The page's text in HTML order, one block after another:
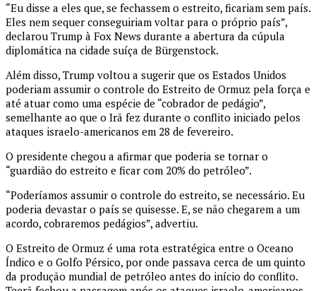
“Eu disse a eles que, se fechassem o estreito, ficariam sem país.
Eles nem sequer conseguiriam voltar para o próprio país”,
declarou Trump à Fox News durante a abertura da cúpula
diplomática na cidade suíça de Bürgenstock.
Além disso, Trump voltou a sugerir que os Estados Unidos
poderiam assumir o controle do Estreito de Ormuz pela força e
até atuar como uma espécie de “cobrador de pedágio”,
semelhante ao que o Irã fez durante o conflito iniciado pelos
ataques israelo-americanos em 28 de fevereiro.
O presidente chegou a afirmar que poderia se tornar o
“guardião do estreito e ficar com 20% do petróleo”.
“Poderíamos assumir o controle do estreito, se necessário. Eu
poderia devastar o país se quisesse. E, se não chegarem a um
acordo, cobraremos pedágios”, advertiu.
O Estreito de Ormuz é uma rota estratégica entre o Oceano
Índico e o Golfo Pérsico, por onde passava cerca de um quinto
da produção mundial de petróleo antes do início do conflito.